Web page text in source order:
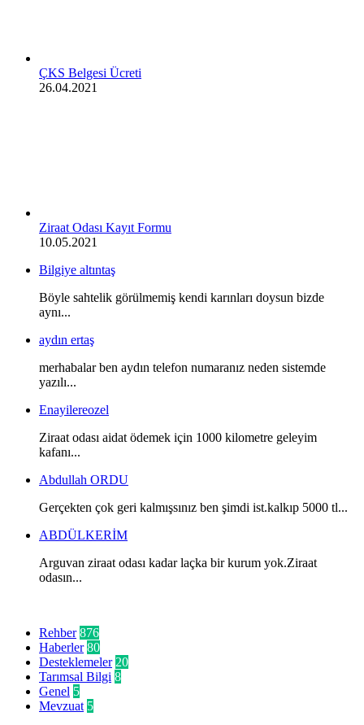
ÇKS Belgesi Ücreti
26.04.2021
Ziraat Odası Kayıt Formu
10.05.2021
Bilgiye altıntaş
Böyle sahtelik görülmemiş kendi karınları doysun bizde
aynı...
aydın ertaş
merhabalar ben aydın telefon numaranız neden sistemde
yazılı...
Enayilereozel
Ziraat odası aidat ödemek için 1000 kilometre geleyim
kafanı...
Abdullah ORDU
Gerçekten çok geri kalmışsınız ben şimdi ist.kalkıp 5000 tl...
ABDÜLKERİM
Arguvan ziraat odası kadar laçka bir kurum yok.Ziraat
odasın...
Rehber 876
Haberler 80
Desteklemeler 20
Tarımsal Bilgi 8
Genel 5
Mevzuat 5